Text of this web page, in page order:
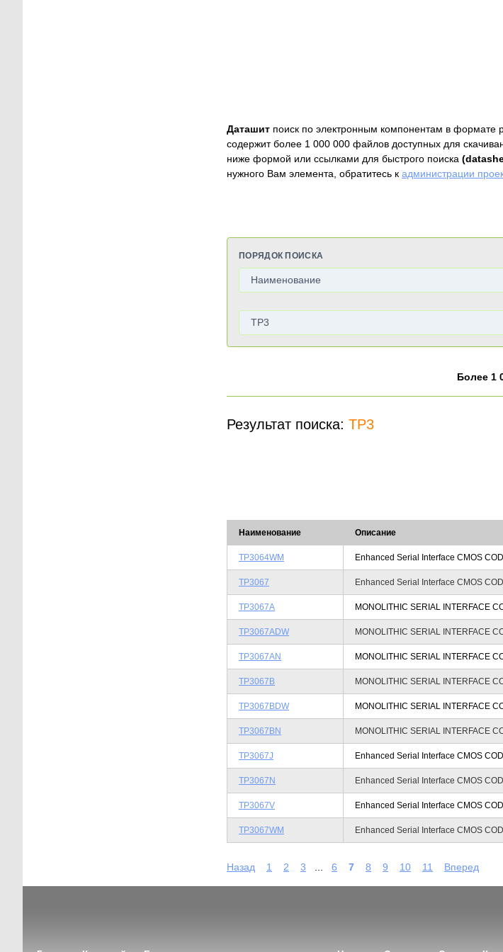
Даташит поиск по электронным компонентам в формате
содержит более 1 000 000 файлов доступных для
ниже формой или ссылками для быстрого поиска
нужного Вам элемента, обратитесь к администрации
ПОРЯДОК ПОИСКА
Более 1
Результат поиска: TP3
Наименование Описание
TP3064WM Enhanced Serial Interface CMOS
TP3067 Enhanced Serial Interface CMOS
TP3067A MONOLITHIC SERIAL INTERFACE
TP3067ADW MONOLITHIC SERIAL INTERFACE
TP3067AN MONOLITHIC SERIAL INTERFACE
TP3067B MONOLITHIC SERIAL INTERFACE
TP3067BDW MONOLITHIC SERIAL INTERFACE
TP3067BN MONOLITHIC SERIAL INTERFACE
TP3067J Enhanced Serial Interface CMOS
TP3067N Enhanced Serial Interface CMOS
TP3067V Enhanced Serial Interface CMOS
TP3067WM Enhanced Serial Interface CMOS
Назад 1 2 3 ... 6 7 8 9 10 11 Вперед